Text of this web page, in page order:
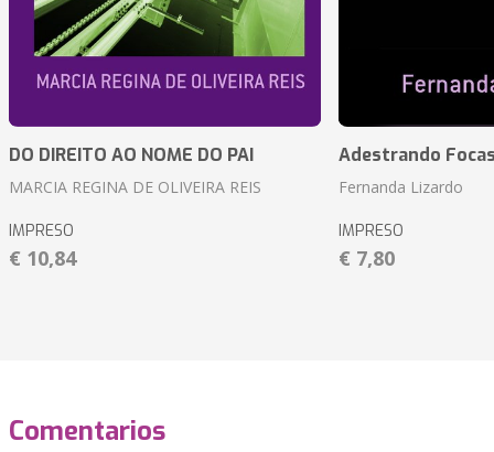
DO DIREITO AO NOME DO PAI
MARCIA REGINA DE OLIVEIRA REIS
IMPRESO
€ 10,84
Adestrando
Fernanda Lizardo
IMPRESO
€ 7,80
Comentarios